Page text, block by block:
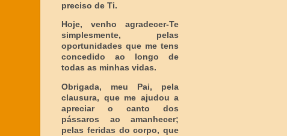
preciso de Ti.
Hoje, venho agradecer-Te
simplesmente, pelas
oportunidades que me tens
concedido ao longo de
todas as minhas vidas.
Obrigada, meu Pai, pela
clausura, que me ajudou a
apreciar o canto dos
pássaros ao amanhecer;
pelas feridas do corpo, que